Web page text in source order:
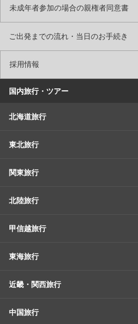
未成年者参加の場合の親権者同意書
ご出発までの流れ・当日のお手続き
採用情報
国内旅行・ツアー
北海道旅行
東北旅行
関東旅行
北陸旅行
甲信越旅行
東海旅行
近畿・関西旅行
中国旅行